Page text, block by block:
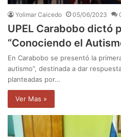
Yolimar Caicedo 05/06/2023
UPEL Carabobo dictó
“Conociendo el
En Carabobo se presentó la
autismo”, destinada a dar
planteadas por…
Ver Mas »